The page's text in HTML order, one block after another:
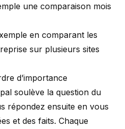
une comparaison mois
en comparant les
sur plusieurs sites
d’importance
soulève la question du
répondez ensuite en vous
et des faits. Chaque